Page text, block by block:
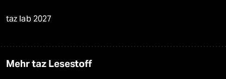
taz lab 2027
Mehr taz Lesestoff